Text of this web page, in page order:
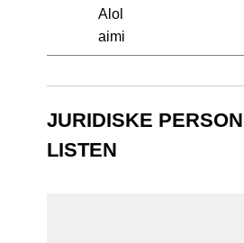
Alol
aimi
JURIDISKE
LISTEN